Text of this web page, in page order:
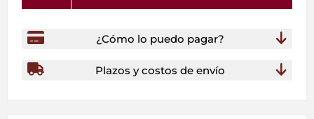
¿Cómo lo puedo pagar?
Plazos y costos de envío